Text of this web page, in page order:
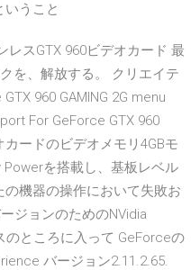
うこと
レスGTX 960ビデオカード 最
を、解放する。 クリエイテ
960 GAMING 2G menu
For GeForce GTX 960
カードのビデオメモリ4GBモ
Powerを搭載し、基板レベル
機器の操作において失敗お
ジョンのためのNVidia
のところに入って GeForceの
バージョン2.11.2.65.